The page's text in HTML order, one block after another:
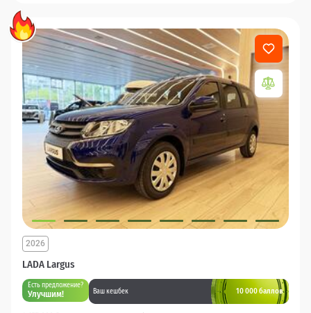
LADA Largus
2026
Есть предложение?
Улучшим! Ваш кешбек 10 000 баллов